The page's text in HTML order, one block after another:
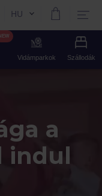
Aktuális nyelv:
HU
NEW
Vidámparkok Szállodák
a
indul